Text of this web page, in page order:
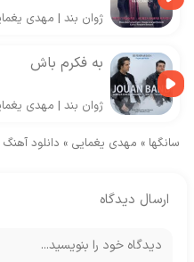
ژوان بند | مهدی
به فکرم باش
ژوان بند | مهدی
سانگها » مهدی یغمایی » دانلود
ارسال دیدگاه